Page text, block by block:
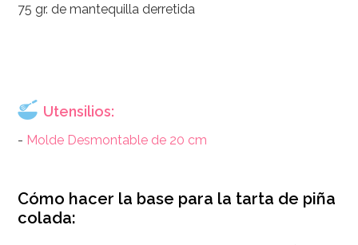
75 gr. de mantequilla derretida
Utensilios:
- Molde Desmontable de 20 cm
Cómo hacer la base para la tarta de piña
colada: